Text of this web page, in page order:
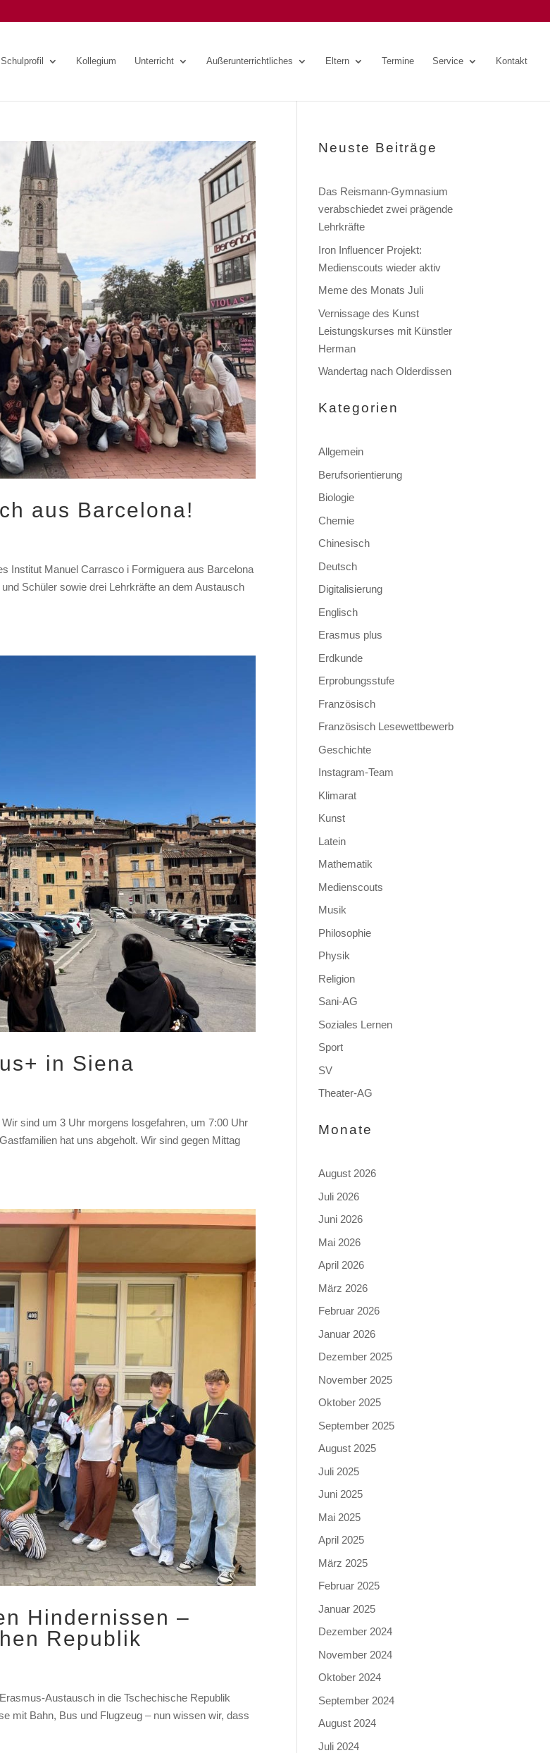
Schulprofil Kollegium Unterricht Außerunterrichtliches Eltern Termine Service Kontakt
aus Barcelona!
Institut Manuel Carrasco i Formiguera aus Barcelona
Schüler sowie drei Lehrkräfte an dem Austausch
in Siena
sind um 3 Uhr morgens losgefahren, um 7:00 Uhr
hat uns abgeholt. Wir sind gegen Mittag
Hindernissen –
Republik
Austausch in die Tschechische Republik
mit Bahn, Bus und Flugzeug – nun wissen wir, dass
Neuste Beiträge
Das Reismann-Gymnasium
verabschiedet zwei prägende
Lehrkräfte
Iron Influencer Projekt:
Medienscouts wieder aktiv
Meme des Monats Juli
Vernissage des Kunst
Leistungskurses mit Künstler
Herman
Wandertag nach Olderdissen
Kategorien
Allgemein
Berufsorientierung
Biologie
Chemie
Chinesisch
Deutsch
Digitalisierung
Englisch
Erasmus plus
Erdkunde
Erprobungsstufe
Französisch
Französisch Lesewettbewerb
Geschichte
Instagram-Team
Klimarat
Kunst
Latein
Mathematik
Medienscouts
Musik
Philosophie
Physik
Religion
Sani-AG
Soziales Lernen
Sport
SV
Theater-AG
Monate
August 2026
Juli 2026
Juni 2026
Mai 2026
April 2026
März 2026
Februar 2026
Januar 2026
Dezember 2025
November 2025
Oktober 2025
September 2025
August 2025
Juli 2025
Juni 2025
Mai 2025
April 2025
März 2025
Februar 2025
Januar 2025
Dezember 2024
November 2024
Oktober 2024
September 2024
August 2024
Juli 2024